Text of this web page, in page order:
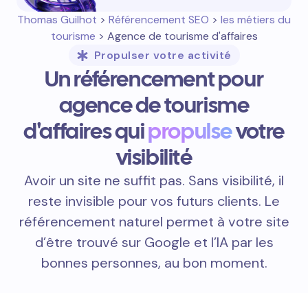
Thomas Guilhot > Référencement SEO > les métiers du
tourisme > Agence de tourisme d'affaires
Propulser votre activité
Un référencement pour
agence de tourisme
d'affaires quipropulsevotre
visibilité
Avoir un site ne suffit pas. Sans visibilité, il
reste invisible pour vos futurs clients. Le
référencement naturel permet à votre site
d’être trouvé sur Google et l’IA par les
bonnes personnes, au bon moment.